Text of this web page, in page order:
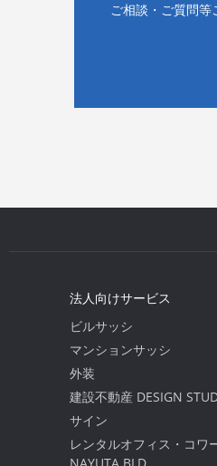
ご相談・ご質問等
法人向けサービス
ビルサッシ
マンションサッシ
外装
建設不動産 DESIGN
サイン
レンタルオフィス・コワ